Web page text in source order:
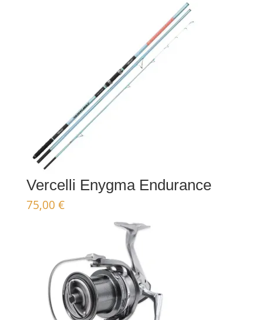
90,00 €.
Vercelli Enygma Endurance
75,00 €